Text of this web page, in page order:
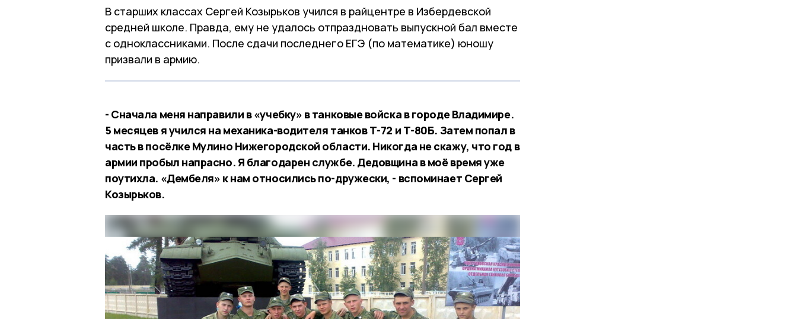
В старших классах Сергей Козырьков учился в райцентре в Избердевской
средней школе. Правда, ему не удалось отпраздновать выпускной бал вместе
с одноклассниками. После сдачи последнего ЕГЭ (по математике) юношу
призвали в армию.
- Сначала меня направили в «учебку» в танковые войска в городе Владимире.
5 месяцев я учился на механика-водителя танков Т-72 и Т-80Б. Затем попал в
часть в посёлке Мулино Нижегородской области. Никогда не скажу, что год в
армии пробыл напрасно. Я благодарен службе. Дедовщина в моё время уже
поутихла. «Дембеля» к нам относились по-дружески, - вспоминает Сергей
Козырьков.